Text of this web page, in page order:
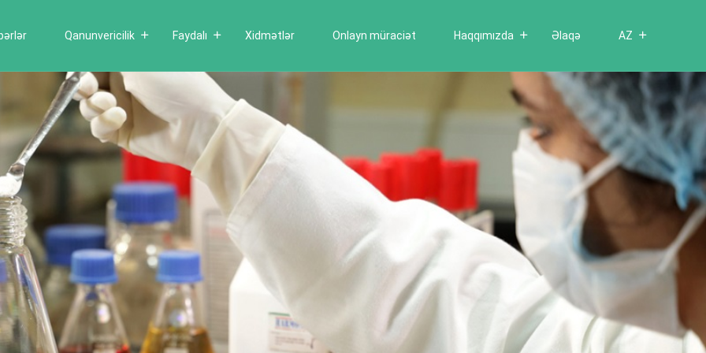
Qanunvericilik Faydalı Xidmətlər Onlayn müraciət Haqqımızda Əlaqə AZ